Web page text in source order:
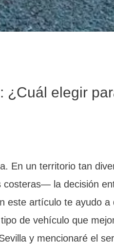
¿Cuál elegir
En un territorio tan
la decisión
este artículo te ayudo
de vehículo que
y mencionaré el